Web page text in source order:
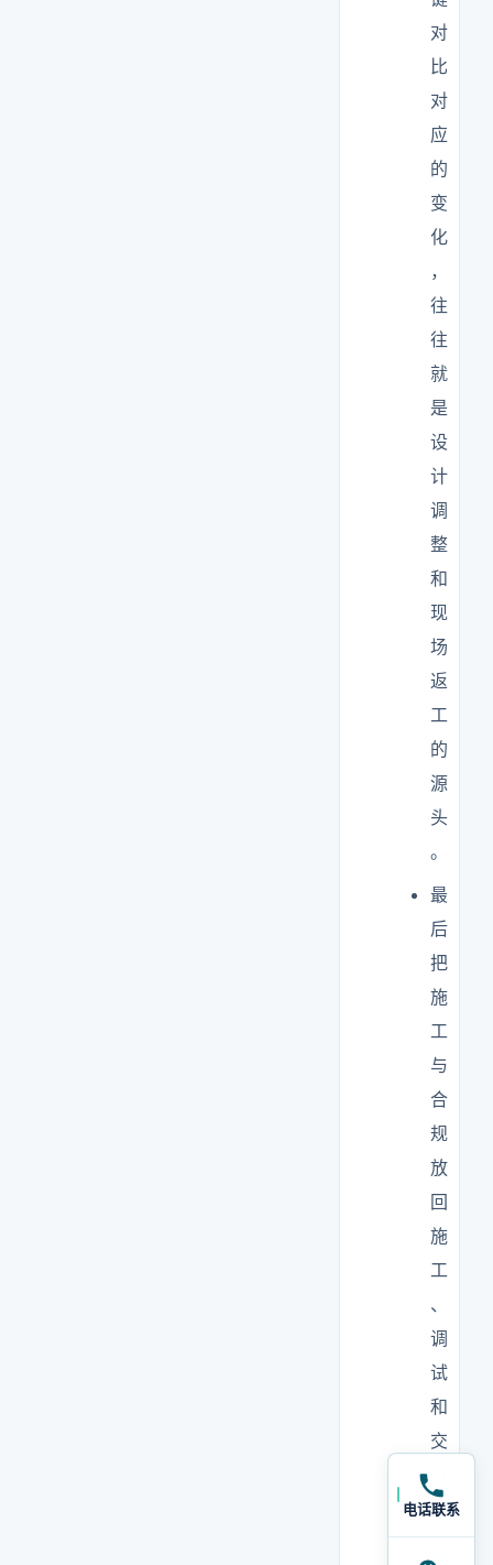
对
比
对
应
的
变
化
，
往
往
就
是
设
计
调
整
和
现
场
返
工
的
源
头
。
最
后
把
施
工
与
合
规
放
回
施
工
、
调
试
和
交
场
景
电话联系